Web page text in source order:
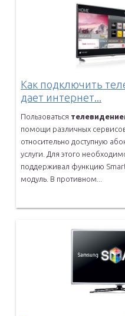
Как подключить
дает интернет...
Пользоваться
помощи различных
относительно доступную
услуги. Для этого
поддерживал функцию
модуль. В противном...